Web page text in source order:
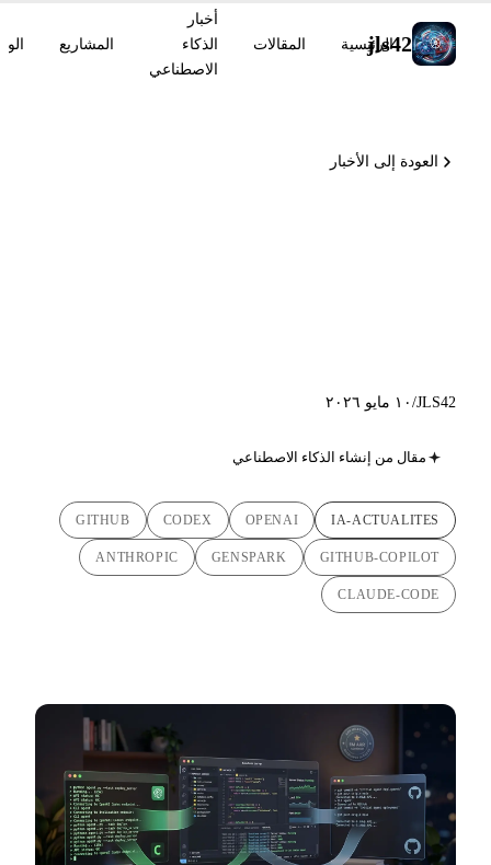
jls42
الرئيسية المقالات
أخبار
الذكاء
الاصطناعي
المشاريع
العودة إلى الأخبار
JLS42
/ ١٠ مايو ٢٠٢٦
مقال من إنشاء الذكاء الاصطناعي
IA-ACTUALITES
OPENAI
CODEX
GITHUB
GITHUB-COPILOT
GENSPARK
ANTHROPIC
CLAUDE-CODE